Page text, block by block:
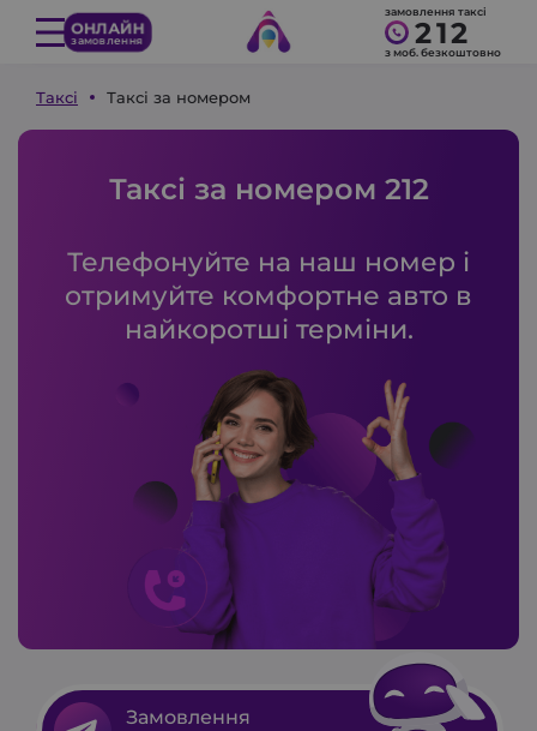
ОНЛАЙН
замовлення
замовлення таксі
212
з моб. безкоштовно
Таксі Таксі за номером
Таксі за номером 212
Телефонуйте на наш номер і
отримуйте комфортне авто в
найкоротші терміни.
Замовлення